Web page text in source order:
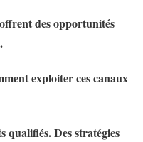
des opportunités
exploiter ces canaux
qualifiés. Des stratégies